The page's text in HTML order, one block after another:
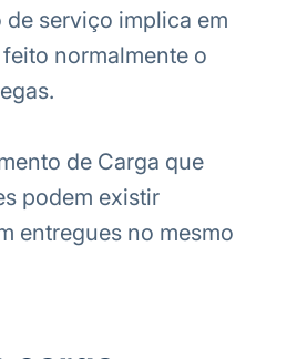
serviço implica em
normalmente o
de Carga que
podem existir
entregues no mesmo